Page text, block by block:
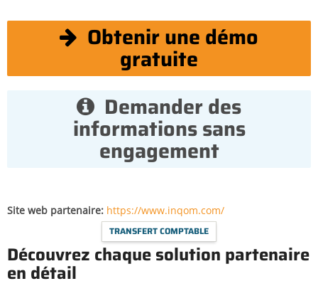
Obtenir une démo
gratuite
Demander des
informations sans
engagement
Site web partenaire https://www.inqom.com/
TRANSFERT COMPTABLE
Découvrez chaque solution partenaire
en détail